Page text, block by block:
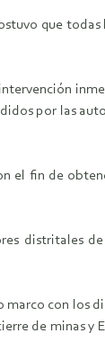
que todas
por las
el fin de
distritales
con los
de minas y